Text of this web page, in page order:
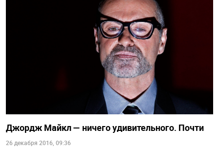
Джордж Майкл — ничего удивительного. Почти
26 декабря 2016, 09:36